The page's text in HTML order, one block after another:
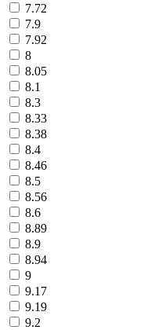
7.72
7.9
7.92
8
8.05
8.1
8.3
8.33
8.38
8.4
8.46
8.5
8.56
8.6
8.89
8.9
8.94
9
9.17
9.19
9.2